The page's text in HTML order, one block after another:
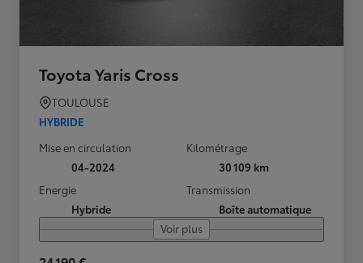
Toyota Yaris Cross
TOULOUSE
HYBRIDE
Mise en circulation
04-2024
Kilométrage
30 109 km
Energie
Hybride
Transmission
Boîte automatique
Voir plus